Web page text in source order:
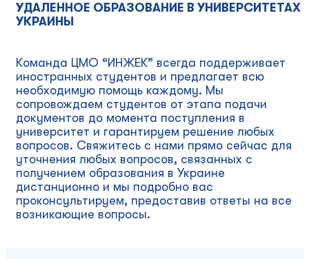
УДАЛЕННОЕ ОБРАЗОВАНИЕ В УНИВЕРСИТЕТАХ
УКРАИНЫ
Команда ЦМО “ИНЖЕК” всегда поддерживает
иностранных студентов и предлагает всю
необходимую помощь каждому. Мы
сопровождаем студентов от этапа подачи
документов до момента поступления в
университет и гарантируем решение любых
вопросов. Свяжитесь с нами прямо сейчас для
уточнения любых вопросов, связанных с
получением образования в Украине
дистанционно и мы подробно вас
проконсультируем, предоставив ответы на все
возникающие вопросы.